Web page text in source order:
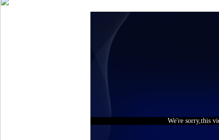
We're sorry,this